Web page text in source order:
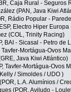
Caja Rural - Seguros
(PAN, Java Kiwi
Rádio Popular -
Electro Hiper Europa
(COL, Trinity Racing)
BAI - Sicasal - Petro de
Mortágua-Ovos
Java Kiwi Atlántico)
Tavfer-Mortágua-Ovos
/ Simoldes / UDO )
L.A. Alumínios /
(POR, Aviludo -